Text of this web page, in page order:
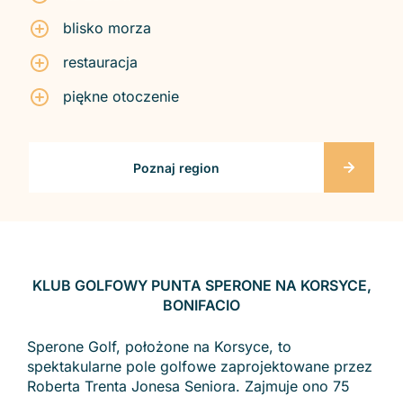
blisko morza
restauracja
piękne otoczenie
Poznaj region
KLUB GOLFOWY PUNTA SPERONE NA KORSYCE,
BONIFACIO
Sperone Golf, położone na Korsyce, to
spektakularne pole golfowe zaprojektowane przez
Roberta Trenta Jonesa Seniora. Zajmuje ono 75